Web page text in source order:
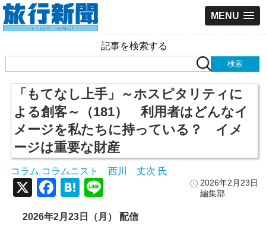
MENU
記事を検索する
「もてなし上手」～ホスピタリティに
よる創客～（181） 利用者はどんなイ
メージを私たちに持っている？ イメ
ージは重要な財産
コラム コラムニスト 西川 丈次 氏
2026年2月23日
編集部
X Facebook
Hatena
2026年2月23日（月） 配信